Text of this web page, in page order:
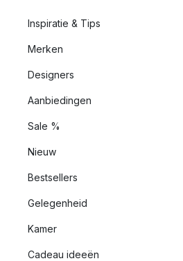
Inspiratie & Tips
Merken
Designers
Aanbiedingen
Sale %
Nieuw
Bestsellers
Gelegenheid
Kamer
Cadeau ideeën